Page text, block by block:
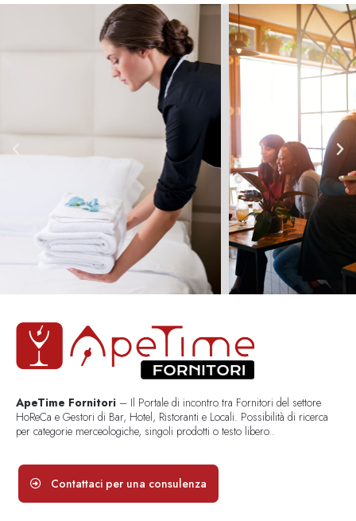
ApeTime Fornitori – Il Portale di incontro tra Fornitori del settore
HoReCa e Gestori di Bar, Hotel, Ristoranti e Locali. Possibilità di ricerca
per categorie merceologiche, singoli prodotti o testo libero..
Contattaci per una consulenza